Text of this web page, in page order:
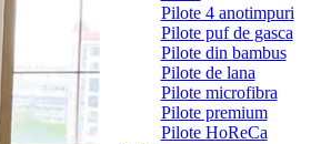
Pilote 4 anotimpuri
Pilote puf de gasca
Pilote din bambus
Pilote de lana
Pilote microfibra
Pilote premium
Pilote HoReCa